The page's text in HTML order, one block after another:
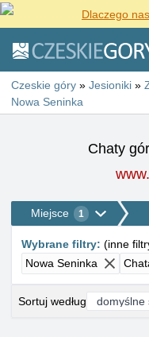
Dlaczego
Czeskie góry » Jesioniki »
Nowa Seninka
Chaty
Miejsce 1
Wybrane filtry: (inne
Nowa Seninka
Sortuj według